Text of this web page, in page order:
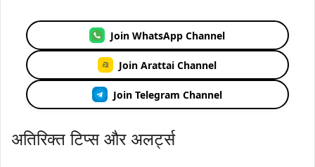
Join WhatsApp Channel
Join Arattai Channel
Join Telegram Channel
अतिरिक्त टिप्स और अलर्ट्स